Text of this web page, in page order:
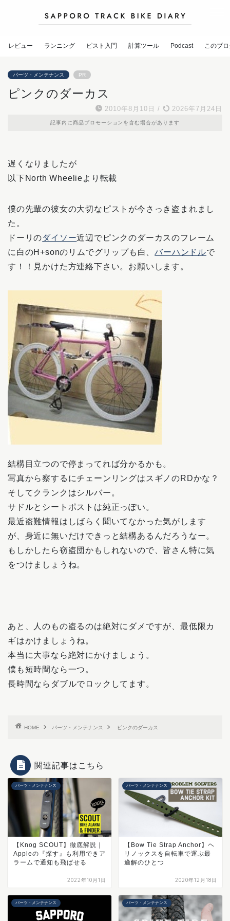
レビュー ランニング ピスト入門 計算ツール Podcast このブ
パーツ・メンテナンス PR
ピンクのダーカス
2010年8月10日 / 2026年7月24日
記事内に商品プロモーションを含む場合があります
遅くなりましたが
以下North Wheelieより転載
僕の先輩の彼女の大切なピストが今さっき盗まれまし
た。
ドーリのダイソー近辺でピンクのダーカスのフレーム
に白のH+sonのリムでグリップも白、バーハンドルで
す！！見かけた方連絡下さい。お願いします。
結構目立つので停まってれば分かるかも。
写真から察するにチェーンリングはスギノのRDかな？
そしてクランクはシルバー。
サドルとシートポストは純正っぽい。
最近盗難情報はしばらく聞いてなかった気がします
が、身近に無いだけできっと結構あるんだろうなー。
もしかしたら窃盗団かもしれないので、皆さん特に気
をつけましょうね。
あと、人のもの盗るのは絶対にダメですが、最低限カ
ギはかけましょうね。
本当に大事なら絶対にかけましょう。
僕も短時間なら一つ。
長時間ならダブルでロックしてます。
HOME パーツ・メンテナンス ピンクのダーカス
関連記事はこちら
パーツ・メンテナンス
【Knog SCOUT】徹底解説｜
Appleの『探す』も利用できア
ラームで通知も飛ばせる
2022年10月1日
パーツ・メンテナンス
【Bow Tie Strap Anchor】ヘ
リノックスを自転車で運ぶ最
適解のひとつ
2020年12月18日
パーツ・メンテナンス パーツ・メンテナンス